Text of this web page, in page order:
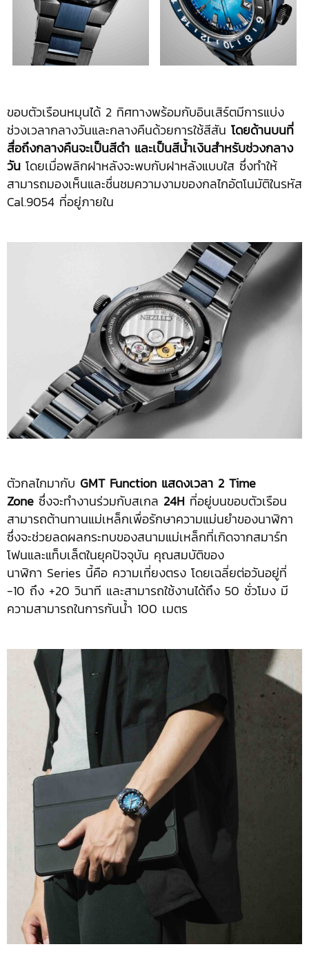
ขอบตัวเรือนหมุนได้ 2 ทิศทางพร้อมกับอินเสิร์ตมีการแบ่ง
ช่วงเวลากลางวันและกลางคืนด้วยการใช้สีสัน โดยด้านบนที่
สื่อถึงกลางคืนจะเป็นสีดำ และเป็นสีน้ำเงินสำหรับช่วงกลาง
วัน โดยเมื่อพลิกฝาหลังจะพบกับฝาหลังแบบใส ซึ่งทำให้
สามารถมองเห็นและชื่นชมความงามของกลไกอัตโนมัติในรหัส
Cal.9054 ที่อยู่ภายใน
ตัวกลไกมากับ GMT Function แสดงเวลา 2 Time
Zone ซึ่งจะทำงานร่วมกับสเกล 24H ที่อยู่บนขอบตัวเรือน
สามารถต้านทานแม่เหล็กเพื่อรักษาความแม่นยำของนาฬิกา
ซึ่งจะช่วยลดผลกระทบของสนามแม่เหล็กที่เกิดจากสมาร์ท
โฟนและแท็บเล็ตในยุคปัจจุบัน คุณสมบัติของ
นาฬิกา Series นี้คือ ความเที่ยงตรง โดยเฉลี่ยต่อวันอยู่ที่
-10 ถึง +20 วินาที และสามารถใช้งานได้ถึง 50 ชั่วโมง มี
ความสามารถในการกันน้ำ 100 เมตร